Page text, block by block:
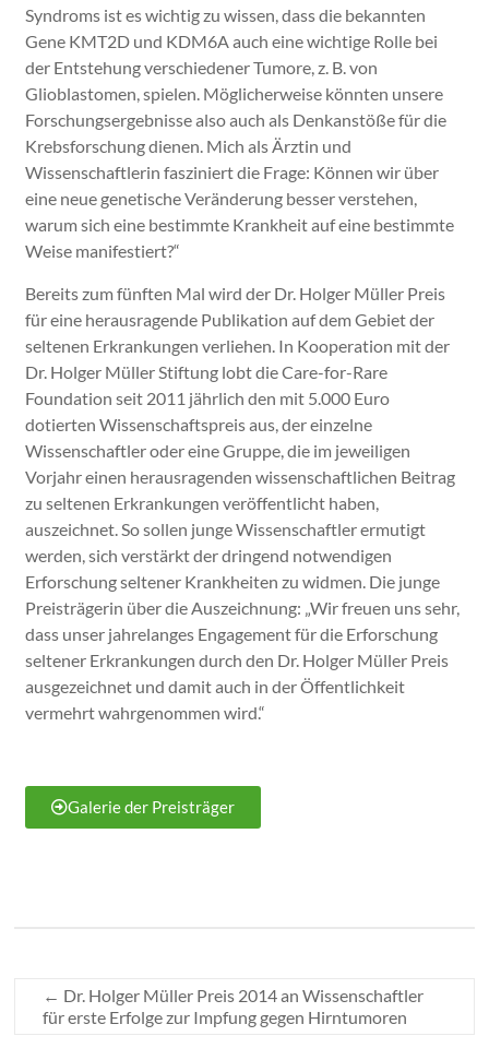
Syndroms ist es wichtig zu wissen, dass die bekannten
Gene KMT2D und KDM6A auch eine wichtige Rolle bei
der Entstehung verschiedener Tumore, z. B. von
Glioblastomen, spielen. Möglicherweise könnten unsere
Forschungsergebnisse also auch als Denkanstöße für die
Krebsforschung dienen. Mich als Ärztin und
Wissenschaftlerin fasziniert die Frage: Können wir über
eine neue genetische Veränderung besser verstehen,
warum sich eine bestimmte Krankheit auf eine bestimmte
Weise manifestiert?“
Bereits zum fünften Mal wird der Dr. Holger Müller Preis
für eine herausragende Publikation auf dem Gebiet der
seltenen Erkrankungen verliehen. In Kooperation mit der
Dr. Holger Müller Stiftung lobt die Care-for-Rare
Foundation seit 2011 jährlich den mit 5.000 Euro
dotierten Wissenschaftspreis aus, der einzelne
Wissenschaftler oder eine Gruppe, die im jeweiligen
Vorjahr einen herausragenden wissenschaftlichen Beitrag
zu seltenen Erkrankungen veröffentlicht haben,
auszeichnet. So sollen junge Wissenschaftler ermutigt
werden, sich verstärkt der dringend notwendigen
Erforschung seltener Krankheiten zu widmen. Die junge
Preisträgerin über die Auszeichnung: „Wir freuen uns sehr,
dass unser jahrelanges Engagement für die Erforschung
seltener Erkrankungen durch den Dr. Holger Müller Preis
ausgezeichnet und damit auch in der Öffentlichkeit
vermehrt wahrgenommen wird.“
Galerie der Preisträger
← Dr. Holger Müller Preis 2014 an Wissenschaftler
für erste Erfolge zur Impfung gegen Hirntumoren